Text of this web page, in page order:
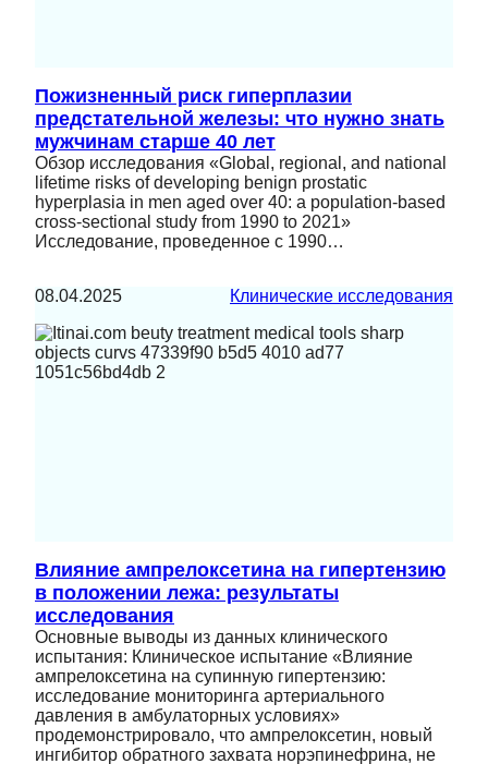
Пожизненный риск гиперплазии
предстательной железы: что нужно знать
мужчинам старше 40 лет
Обзор исследования «Global, regional, and national
lifetime risks of developing benign prostatic
hyperplasia in men aged over 40: a population-based
cross-sectional study from 1990 to 2021»
Исследование, проведенное с 1990…
08.04.2025 Клинические исследования
Влияние ампрелоксетина на гипертензию
в положении лежа: результаты
исследования
Основные выводы из данных клинического
испытания: Клиническое испытание «Влияние
ампрелоксетина на супинную гипертензию:
исследование мониторинга артериального
давления в амбулаторных условиях»
продемонстрировало, что ампрелоксетин, новый
ингибитор обратного захвата норэпинефрина, не